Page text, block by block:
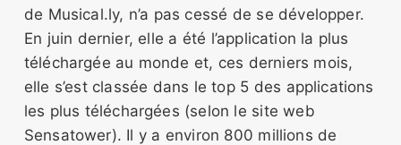
de Musical.ly, n’a pas cessé de se développer.
En juin dernier, elle a été l’application la plus
téléchargée au monde et, ces derniers mois,
elle s’est classée dans le top 5 des applications
les plus téléchargées (selon le site web
Sensatower). Il y a environ 800 millions de